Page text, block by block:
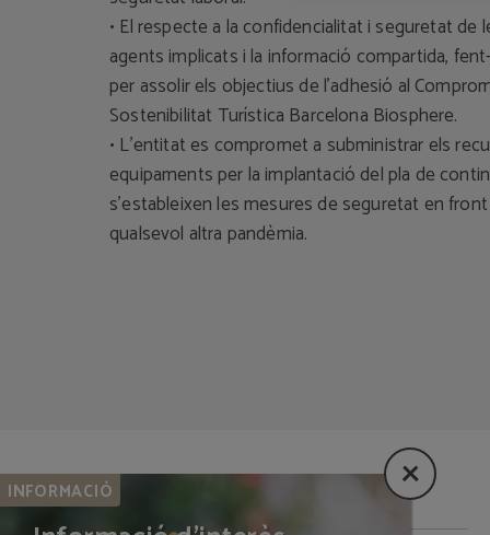
• El respecte a la confidencialitat i seguretat de
agents implicats i la informació compartida,
per assolir els objectius de l'adhesió al
Sostenibilitat Turística Barcelona Biosphere.
• L’entitat es compromet a subministrar els
equipaments per la implantació del pla de
s’estableixen les mesures de seguretat en front
qualsevol altra pandèmia.
INFORMACIÓ